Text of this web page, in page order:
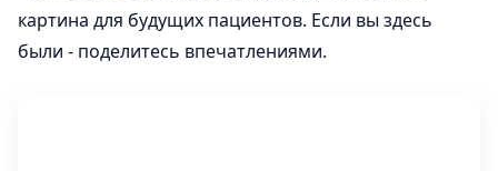
картина для будущих пациентов. Если вы здесь
были - поделитесь впечатлениями.